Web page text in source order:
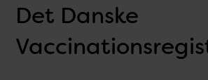
Det Danske